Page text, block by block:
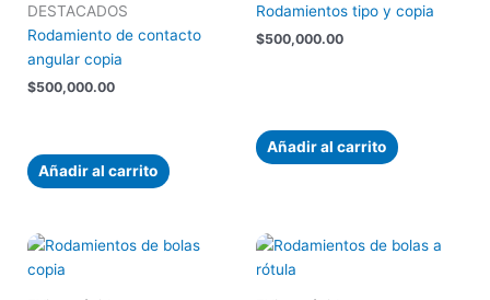
DESTACADOS
Rodamiento de contacto
angular copia
$500,000.00
Añadir al carrito
Rodamientos tipo y copia
$500,000.00
Añadir al carrito